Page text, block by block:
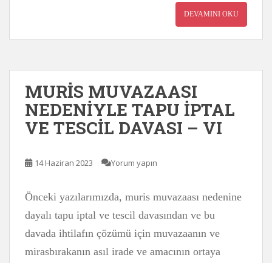
DEVAMINI OKU
MURİS MUVAZAASI
NEDENİYLE TAPU İPTAL
VE TESCİL DAVASI – VI
14 Haziran 2023 Yorum yapın
Önceki yazılarımızda, muris muvazaası nedenine
dayalı tapu iptal ve tescil davasından ve bu
davada ihtilafın çözümü için muvazaanın ve
mirasbırakanın asıl irade ve amacının ortaya